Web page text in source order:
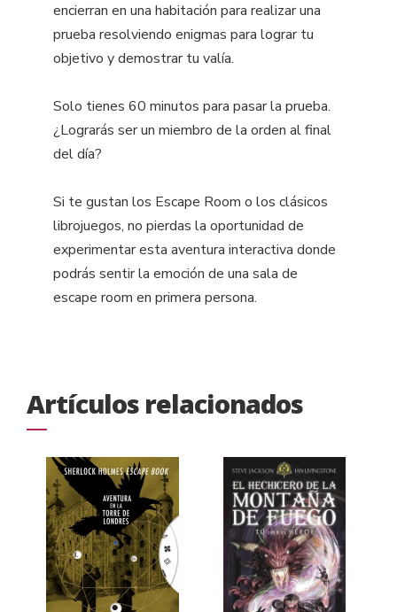
encierran en una habitación para realizar una
prueba resolviendo enigmas para lograr tu
objetivo y demostrar tu valía.
Solo tienes 60 minutos para pasar la prueba.
¿Lograrás ser un miembro de la orden al final
del día?
Si te gustan los Escape Room o los clásicos
librojuegos, no pierdas la oportunidad de
experimentar esta aventura interactiva donde
podrás sentir la emoción de una sala de
escape room en primera persona.
Artículos relacionados